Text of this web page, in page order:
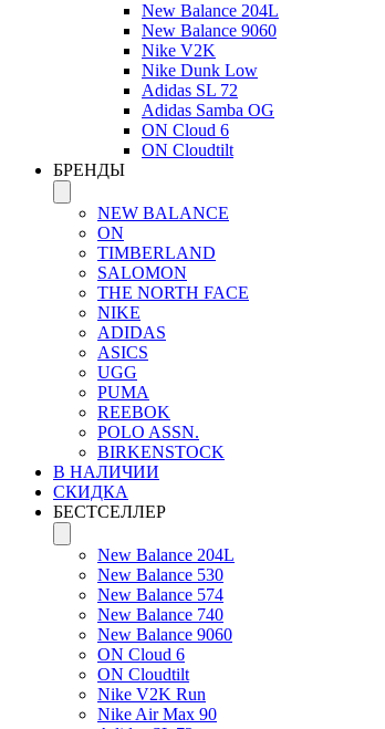
New Balance 204L
New Balance 9060
Nike V2K
Nike Dunk Low
Adidas SL 72
Adidas Samba OG
ON Cloud 6
ON Cloudtilt
БРЕНДЫ
NEW BALANCE
ON
TIMBERLAND
SALOMON
THE NORTH FACE
NIKE
ADIDAS
ASICS
UGG
PUMA
REEBOK
POLO ASSN.
BIRKENSTOCK
В НАЛИЧИИ
СКИДКА
БЕСТСЕЛЛЕР
New Balance 204L
New Balance 530
New Balance 574
New Balance 740
New Balance 9060
ON Cloud 6
ON Cloudtilt
Nike V2K Run
Nike Air Max 90